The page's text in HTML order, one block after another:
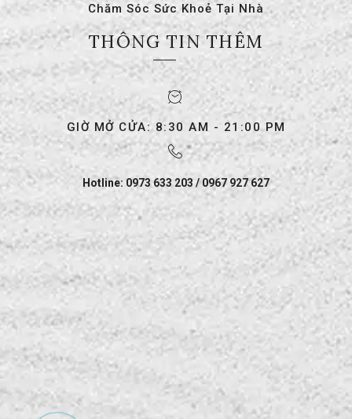
Chăm Sóc Sức Khoẻ Tại Nhà
THÔNG TIN THÊM
GIỜ MỞ CỬA: 8:30 AM - 21:00 PM
Hotline: 0973 633 203 / 0967 927 627